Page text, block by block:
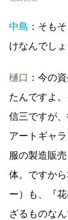
中島 ：そも
けなんでしょ
樋口 ：今の
たんですよ
信三ですが
アートギャ
服の製造販
体。ですか
ー）も、『
ざるものなん